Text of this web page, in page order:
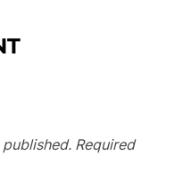
Required